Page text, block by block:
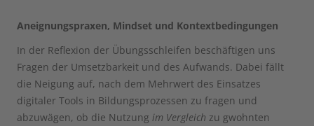
Aneignungspraxen, Mindset und Kontextbedingungen
In der Reflexion der Übungsschleifen beschäftigen uns
Fragen der Umsetzbarkeit und des Aufwands. Dabei fällt
die Neigung auf, nach dem Mehrwert des Einsatzes
digitaler Tools in Bildungsprozessen zu fragen und
abzuwägen, ob die Nutzung im Vergleich zu gwohnten